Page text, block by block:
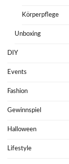
Körperpflege
Unboxing
DIY
Events
Fashion
Gewinnspiel
Halloween
Lifestyle